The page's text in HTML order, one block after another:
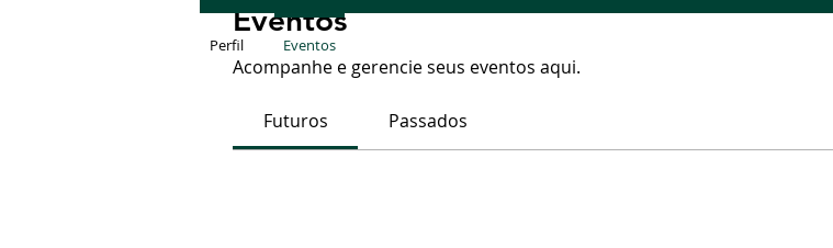
Eventos
Acompanhe e gerencie seus eventos aqui.
Futuros Passados
Perfil Eventos